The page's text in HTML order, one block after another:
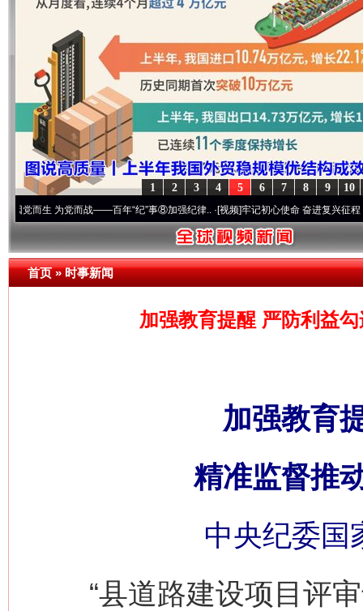
10
9
8
7
6
5
4
3
2
1
为党而战——百年“纪”事⑧加强纪律..·[视频]牢记初心使命 奋进复兴征程丨“转折之
首页»时事新闻
加强教育提醒 严防利益
加强教育
精准监督推
中央纪委国
“县道路建设项目评审